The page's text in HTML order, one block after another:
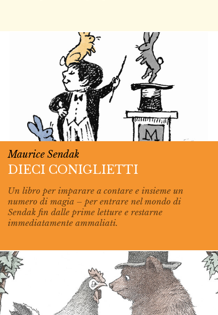
Maurice Sendak
DIECI CONIGLIETTI
Un libro per imparare a contare e insieme un
numero di magia – per entrare nel mondo di
Sendak fin dalle prime letture e restarne
immediatamente ammaliati.